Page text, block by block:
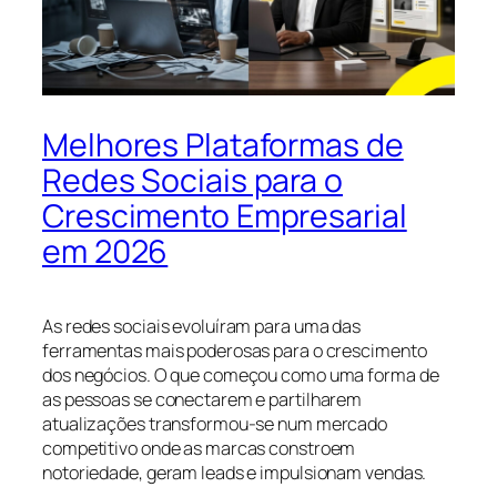
Melhores Plataformas de
Redes Sociais para o
Crescimento Empresarial
em 2026
As redes sociais evoluíram para uma das
ferramentas mais poderosas para o crescimento
dos negócios. O que começou como uma forma de
as pessoas se conectarem e partilharem
atualizações transformou-se num mercado
competitivo onde as marcas constroem
notoriedade, geram leads e impulsionam vendas.